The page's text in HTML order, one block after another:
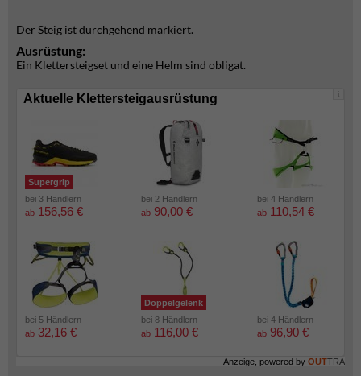
Der Steig ist durchgehend markiert.
Ausrüstung:
Ein Klettersteigset und eine Helm sind obligat.
i
Aktuelle Klettersteigausrüstung
Supergrip
bei 3 Händlern
ab 156,56 €
bei 2 Händlern
ab 90,00 €
bei 4 Händlern
ab 110,54 €
bei 5 Händlern
ab 32,16 €
Doppelgelenk
bei 8 Händlern
ab 116,00 €
bei 4 Händlern
ab 96,90 €
Anzeige, powered by OUTTRA